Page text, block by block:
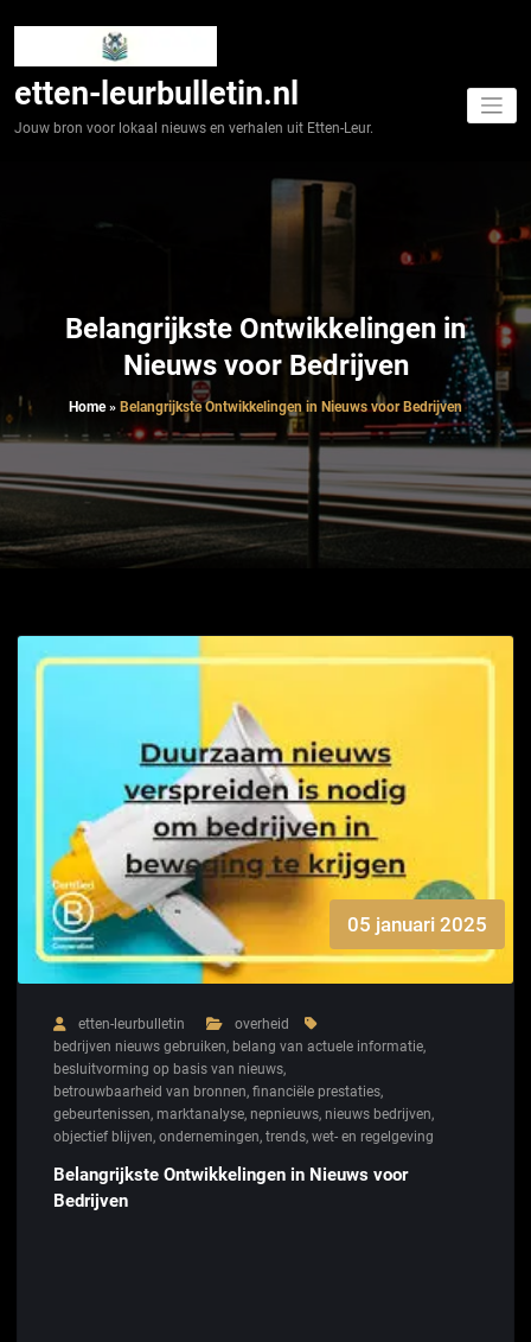
etten-leurbulletin.nl
Jouw bron voor lokaal nieuws en verhalen uit Etten-Leur.
Belangrijkste Ontwikkelingen in
Nieuws voor Bedrijven
Home» Belangrijkste Ontwikkelingen in Nieuws voor Bedrijven
05 januari 2025
etten-leurbulletin
overheid
bedrijven nieuws gebruiken, belang van actuele informatie,
besluitvorming op basis van nieuws,
betrouwbaarheid van bronnen, financiële prestaties,
gebeurtenissen, marktanalyse, nepnieuws, nieuws bedrijven,
objectief blijven, ondernemingen, trends, wet- en regelgeving
Belangrijkste Ontwikkelingen in Nieuws voor
Bedrijven